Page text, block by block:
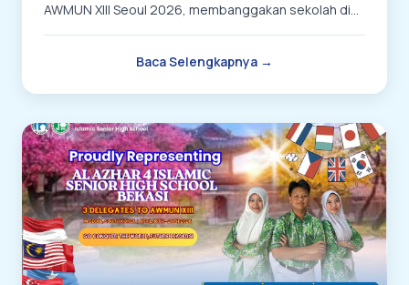
AWMUN XIII Seoul 2026, membanggakan sekolah di
Baca Selengkapnya →